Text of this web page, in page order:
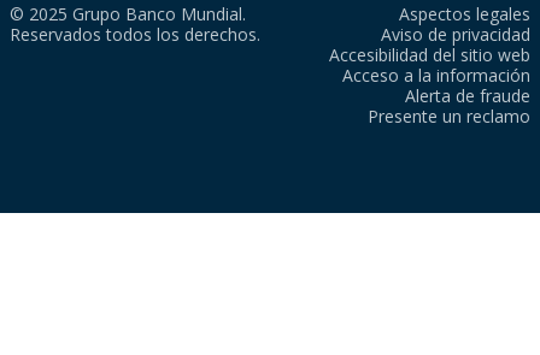
© 2025 Grupo Banco Mundial.
Reservados todos los derechos.
Aspectos legales
Aviso de privacidad
Accesibilidad del sitio web
Acceso a la información
Alerta de fraude
Presente un reclamo